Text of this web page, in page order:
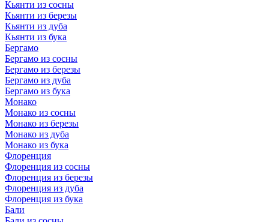
Кьянти из сосны
Кьянти из березы
Кьянти из дуба
Кьянти из бука
Бергамо
Бергамо из сосны
Бергамо из березы
Бергамо из дуба
Бергамо из бука
Монако
Монако из сосны
Монако из березы
Монако из дуба
Монако из бука
Флоренция
Флоренция из сосны
Флоренция из березы
Флоренция из дуба
Флоренция из бука
Бали